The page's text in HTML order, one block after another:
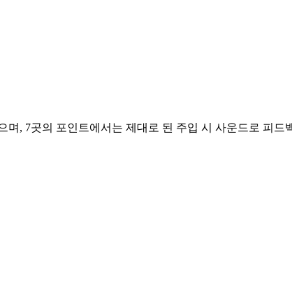
, 7곳의 포인트에서는 제대로 된 주입 시 사운드로 피